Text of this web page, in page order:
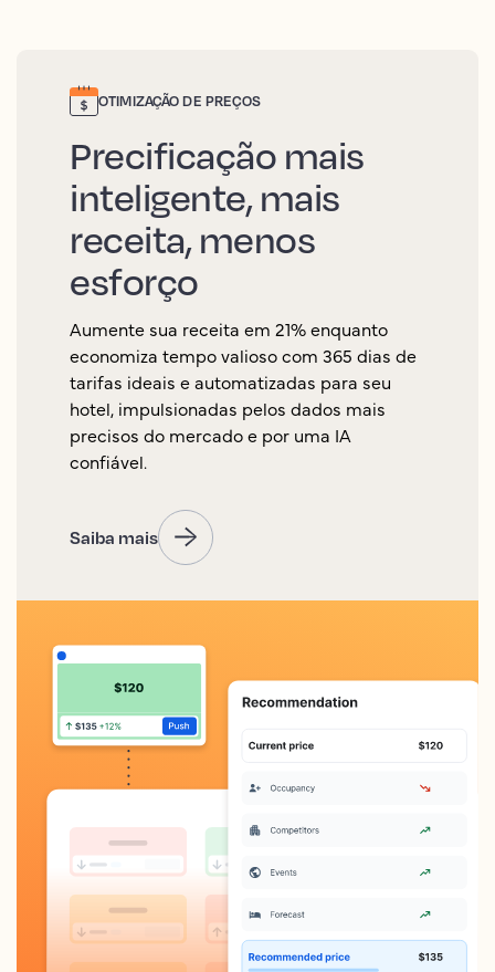
OTIMIZAÇÃO DE PREÇOS
Precificação mais
inteligente, mais
receita, menos
esforço
Aumente sua receita em 21% enquanto
economiza tempo valioso com 365 dias de
tarifas ideais e automatizadas para seu
hotel, impulsionadas pelos dados mais
precisos do mercado e por uma IA
confiável.
Saiba mais